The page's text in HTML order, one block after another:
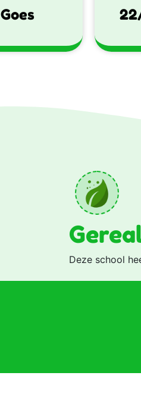
Goes
Deze school